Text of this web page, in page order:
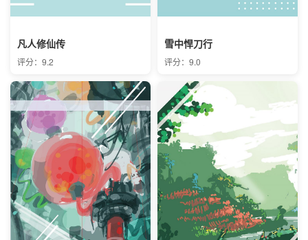
凡人修仙传
评分：9.2
雪中悍刀行
评分：9.0